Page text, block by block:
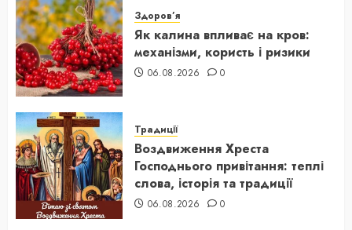
Здоров’я
Як калина впливає на кров:
механізми, користь і ризики
06.08.2026 0
Традиції
Воздвиження Хреста
Господнього привітання: теплі
слова, історія та традиції
06.08.2026 0